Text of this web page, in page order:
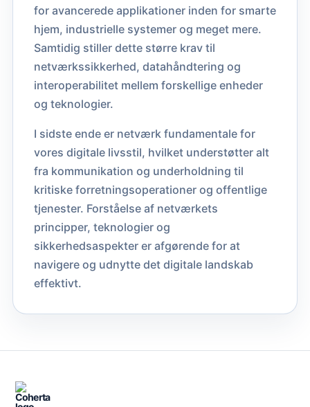
for avancerede applikationer inden for smarte
hjem, industrielle systemer og meget mere.
Samtidig stiller dette større krav til
netværkssikkerhed, datahåndtering og
interoperabilitet mellem forskellige enheder
og teknologier.
I sidste ende er netværk fundamentale for
vores digitale livsstil, hvilket understøtter alt
fra kommunikation og underholdning til
kritiske forretningsoperationer og offentlige
tjenester. Forståelse af netværkets
principper, teknologier og
sikkerhedsaspekter er afgørende for at
navigere og udnytte det digitale landskab
effektivt.